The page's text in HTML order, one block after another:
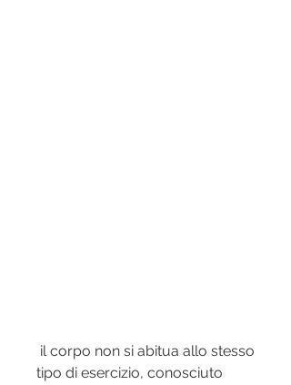
tipo di esercizio, conosciuto